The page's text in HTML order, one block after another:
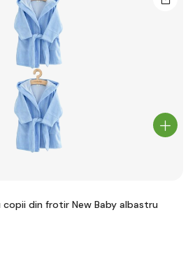
din frotir New Baby albastru